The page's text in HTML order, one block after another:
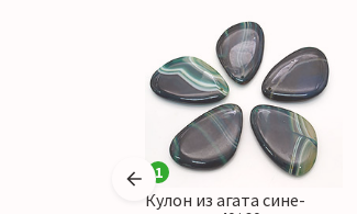
1
Кулон из агата сине-